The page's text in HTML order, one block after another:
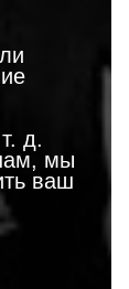
д.
мы
ваш